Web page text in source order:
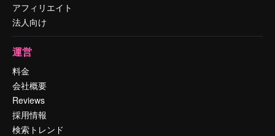
アフィリエイト
法人向け
運営
料金
会社概要
Reviews
採用情報
検索トレンド